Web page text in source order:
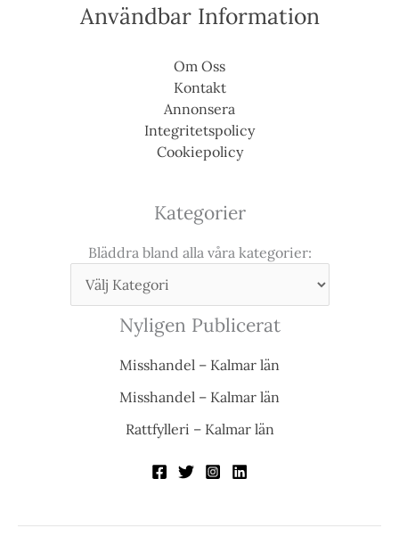
Användbar Information
Om Oss
Kontakt
Annonsera
Integritetspolicy
Cookiepolicy
Kategorier
Bläddra bland alla våra kategorier:
Nyligen Publicerat
Misshandel – Kalmar län
Misshandel – Kalmar län
Rattfylleri – Kalmar län